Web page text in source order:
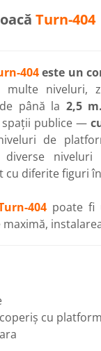
Turn-404
404este un
niveluri,
până la 2,5 m.
spații publice —
de
cu diferite figuri
404 poate fi
cu